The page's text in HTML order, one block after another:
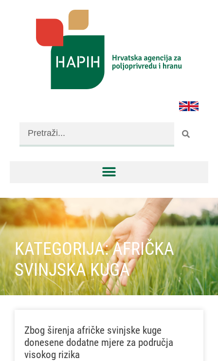
KATEGORIJA: AFRIČKA
SVINJSKA KUGA
Zbog širenja afričke svinjske kuge
donesene dodatne mjere za područja
visokog rizika